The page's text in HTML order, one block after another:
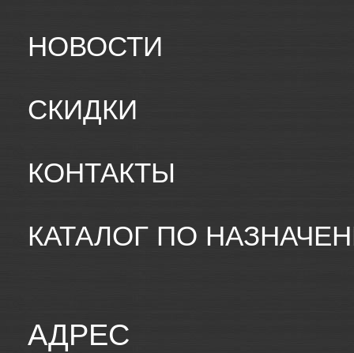
НОВОСТИ
СКИДКИ
КОНТАКТЫ
КАТАЛОГ ПО
АДРЕС